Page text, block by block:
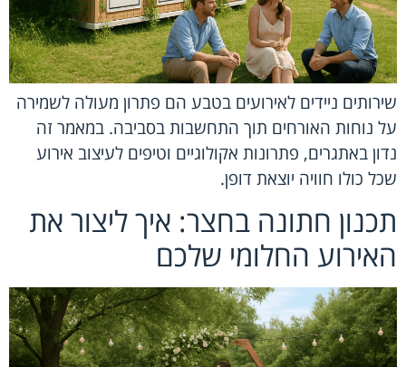
שירותים ניידים לאירועים בטבע הם פתרון מעולה לשמירה
על נוחות האורחים תוך התחשבות בסביבה. במאמר זה
נדון באתגרים, פתרונות אקולוגיים וטיפים לעיצוב אירוע
שכל כולו חוויה יוצאת דופן.
תכנון חתונה בחצר: איך ליצור את
האירוע החלומי שלכם